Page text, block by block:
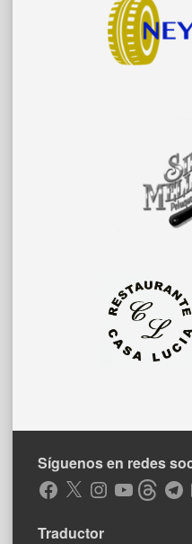
Síguenos en redes
Facebook
X Instagram
YouTubeThreads
Traductor